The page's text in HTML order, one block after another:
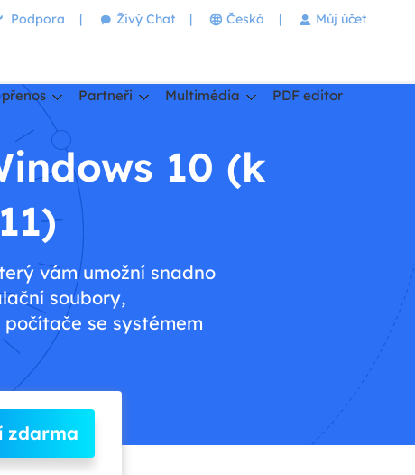
Podpora | Živý Chat | Česká | Můj účet
přenos Partneři Multimédia PDF editor
10 (k
vám umožní snadno
soubory,
se systémem
zdarma